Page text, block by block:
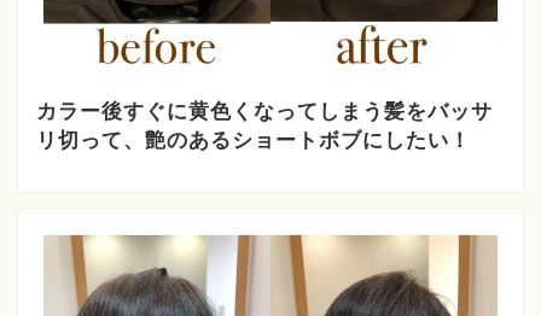
カラー後すぐに黄色くなってしまう髪をバッサ
リ切って、艶のあるショートボブにしたい！